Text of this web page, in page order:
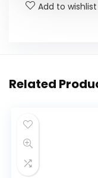
Add to wishlist
Related